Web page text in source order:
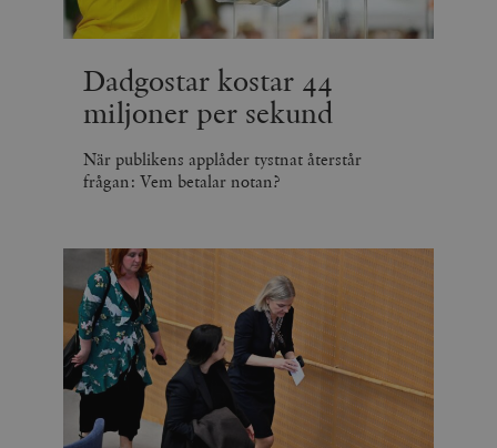
Dadgostar kostar 44
miljoner per sekund
När publikens applåder tystnat återstår
frågan: Vem betalar notan?